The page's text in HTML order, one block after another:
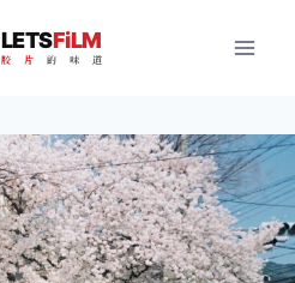
LETSFiLM
胶 片 的 味 道